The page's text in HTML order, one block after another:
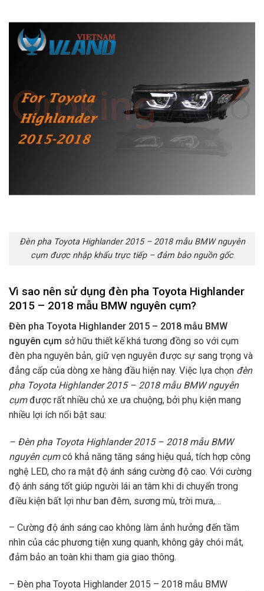
Đèn pha Toyota Highlander 2015 – 2018 mẫu BMW nguyên
cụm được nhập khẩu trực tiếp – đảm bảo nguồn gốc
Vì sao nên sử dụng đèn pha Toyota Highlander
2015 – 2018 mẫu BMW nguyên cụm?
Đèn pha Toyota Highlander 2015 – 2018 mẫu BMW
nguyên cụm sở hữu thiết kế khá tương đồng so với cụm
đèn pha nguyên bản, giữ vẹn nguyên được sự sang trọng và
đẳng cấp của dòng xe hàng đầu hiện nay. Việc lựa chọn đèn
pha Toyota Highlander 2015 – 2018 mẫu BMW nguyên
cụmđược rất nhiều chủ xe ưa chuộng, bởi phụ kiện mang
nhiều lợi ích nổi bật sau:
– Đèn pha Toyota Highlander 2015 – 2018 mẫu BMW
nguyên cụmcó khả năng tăng sáng hiệu quả, tích hợp công
nghệ LED, cho ra mật độ ánh sáng cường độ cao. Với cường
độ ánh sáng tốt giúp người lái an tâm khi di chuyển trong
điều kiện bất lợi như ban đêm, sương mù, trời mưa,…
– Cường độ ánh sáng cao không làm ảnh hưởng đến tầm
nhìn của các phương tiện xung quanh, không gây chói mắt,
đảm bảo an toàn khi tham gia giao thông.
– Đèn pha Toyota Highlander 2015 – 2018 mẫu BMW